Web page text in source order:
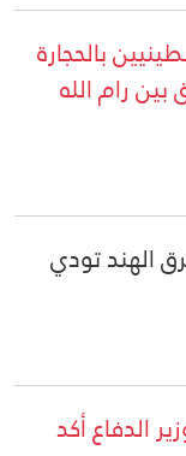
بالحجارة
رام الله
الهند تودي
الدفاع أكد